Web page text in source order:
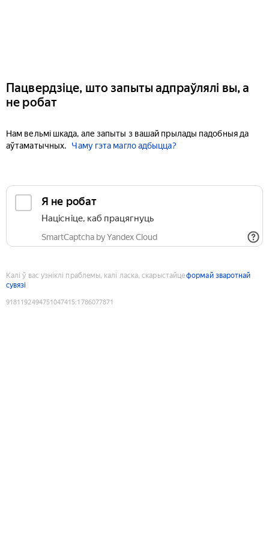
Пацвердзіце, што запыты адпраўлялі вы, а
не робат
Нам вельмі шкада, але запыты з вашай прылады падобныя да
аўтаматычных.
Чаму гэта магло адбыцца?
Я не робат
Націсніце, каб працягнуць
SmartCaptcha by Yandex Cloud
Калі ў вас узніклі праблемы, калі ласка, скарыстайцеформай зваротнай
сувязі
9181192494751047415:1786077871